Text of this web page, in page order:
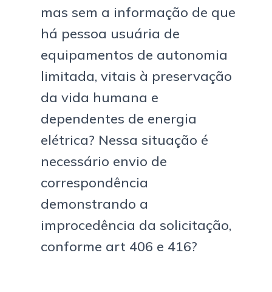
mas sem a informação de que
há pessoa usuária de
equipamentos de autonomia
limitada, vitais à preservação
da vida humana e
dependentes de energia
elétrica? Nessa situação é
necessário envio de
correspondência
demonstrando a
improcedência da solicitação,
conforme art 406 e 416?